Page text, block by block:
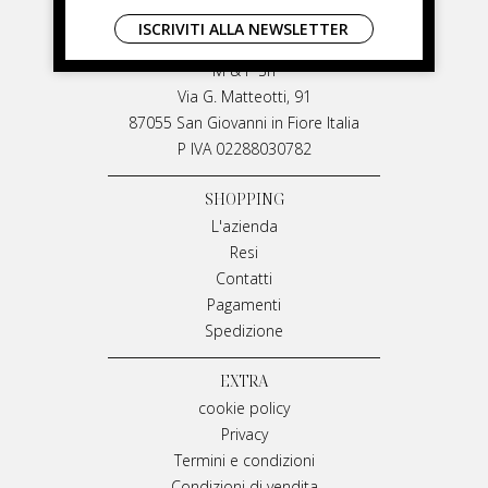
LIVIANA MIRARCHI
M & P Srl
Via G. Matteotti, 91
87055 San Giovanni in Fiore Italia
P IVA 02288030782
SHOPPING
L'azienda
Resi
Contatti
Pagamenti
Spedizione
EXTRA
cookie policy
Privacy
Termini e condizioni
ISCRIVITI ALLA NEWSLETTER